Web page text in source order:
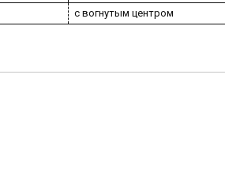
с вогнутым центром